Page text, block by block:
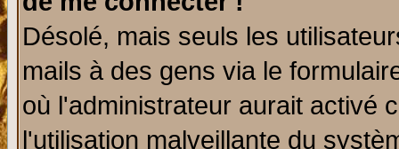
Désolé, mais seuls les
mails à des gens via le
où l'administrateur aurait activé
l'utilisation malveillante du